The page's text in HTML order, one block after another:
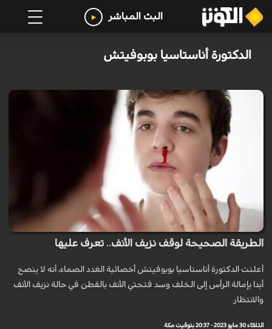
البث المباشر
الدكتورة أناستاسيا بوبوفيتش
الطريقة الصحيحة لوقف نزيف الأنف.. تعرف عليها
أعلنت الدكتورة أناستاسيا بوبوفيتش أخصائية الغدد الصماء، أنه لا ينصح
أبدا بإمالة الرأس إلى الخلف وسد فتحتي الأنف بالقطن في حالة نزيف الأنف
والانتظار.
الثلاثاء 30 مايو 2023 - 20:37 بتوقيت مكة